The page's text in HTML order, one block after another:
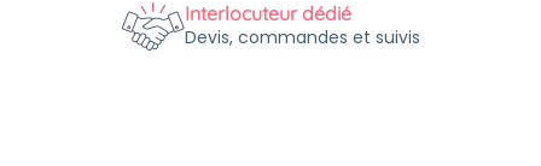
Interlocuteur dédié
Devis, commandes et suivis